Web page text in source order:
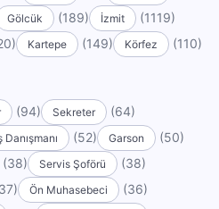
Gölcük (189) İzmit (1119)
Kartepe (149) Körfez (110)
(94) Sekreter (64)
Danışmanı (52) Garson (50)
(38) Servis Şoförü (38)
Ön Muhasebeci (36)